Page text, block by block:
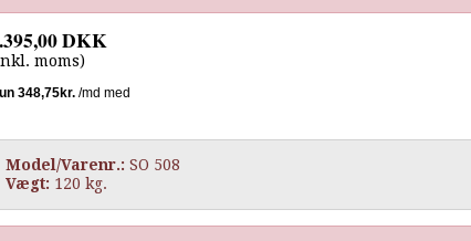
DKK
moms)
Model/Varenr.: SO 508
Vægt: 120 kg.